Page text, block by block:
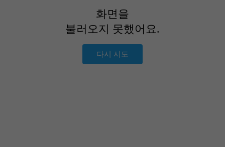
화면을
불러오지 못했어요.
다시 시도